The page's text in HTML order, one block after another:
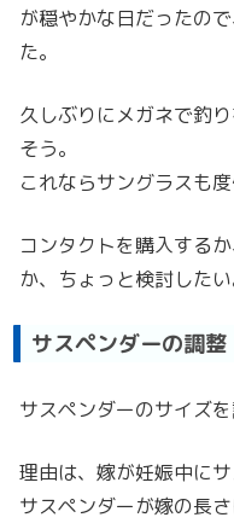
が穏やかな日だったの
た。
久しぶりにメガネで釣
そう。
これならサングラスも
コンタクトを購入する
か、ちょっと検討したい
サスペンダーの調整
サスペンダーのサイズ
理由は、嫁が妊娠中に
サスペンダーが嫁の長さ